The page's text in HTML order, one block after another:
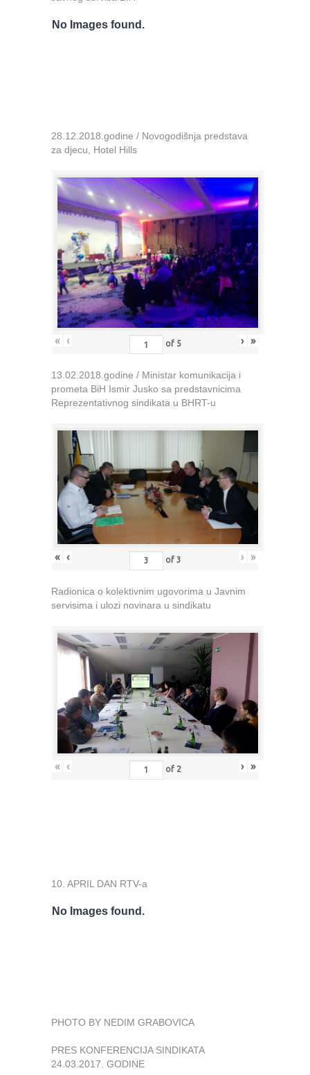
No Images found.
28.12.2018.godine / Novogodišnja predstava
za djecu, Hotel Hills
« ‹ of 5 › »
13.02.2018.godine / Ministar komunikacija i
prometa BiH Ismir Jusko sa predstavnicima
Reprezentativnog sindikata u BHRT-u
« ‹ of 3 › »
Radionica o kolektivnim ugovorima u Javnim
servisima i ulozi novinara u sindikatu
« ‹ of 2 › »
10. APRIL DAN RTV-a
No Images found.
PHOTO BY NEDIM GRABOVICA
PRES KONFERENCIJA SINDIKATA
24.03.2017. GODINE